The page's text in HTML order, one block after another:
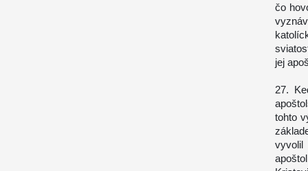
čo
jej
27.
tohto
vyvolil